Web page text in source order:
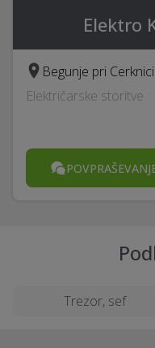
Elektro
Begunje pri Cerknici
Električarske storitve
Trezor, sef